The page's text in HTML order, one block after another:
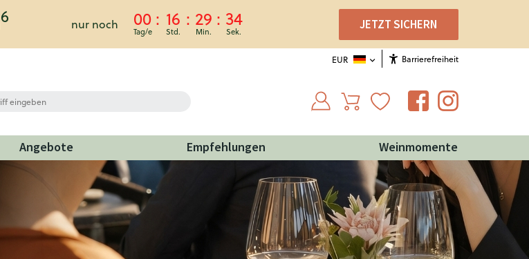
6 nur noch 00 16 29 33 JETZT SICHERN
Barrierefreiheit
EUR
Angebote Empfehlungen Weinmomente